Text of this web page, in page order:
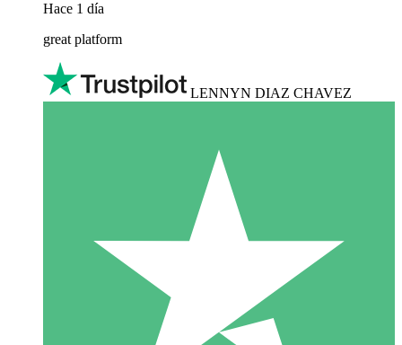
Hace 1 día
great platform
LENNYN DIAZ CHAVEZ